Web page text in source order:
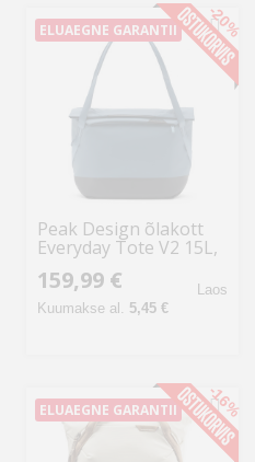
Peak Design õlakott
Everyday Tote V2 15L,
ocean
159,99 €
Kuumakse al. 5,45 €
Laos
ELUAEGNE GARANTII -20%
ELUAEGNE GARANTII -16%